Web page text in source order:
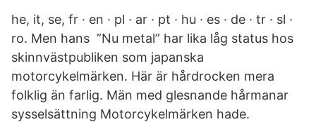
he, it, se, fr · en · pl · ar · pt · hu · es · de · tr · sl ·
ro. Men hans ”Nu metal” har lika låg status hos
skinnvästpubliken som japanska
motorcykelmärken. Här är hårdrocken mera
folklig än farlig. Män med glesnande hårmanar
sysselsättning Motorcykelmärken hade.